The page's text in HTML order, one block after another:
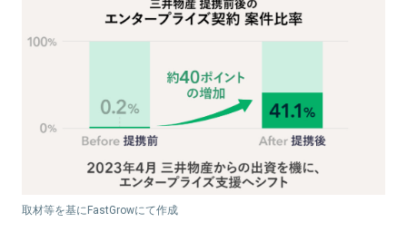
取材等を基にFastGrowにて作成